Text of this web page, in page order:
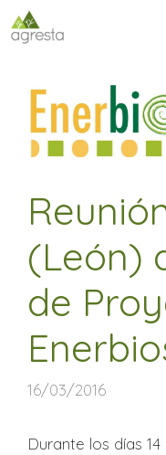
Saltar
al
(León)
de
16/03/2016
Durante los días